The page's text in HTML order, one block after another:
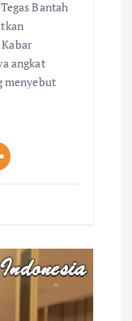
Bantah
angkat
menyebut